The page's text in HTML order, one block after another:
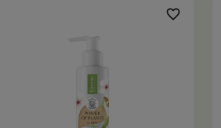
favorite_border